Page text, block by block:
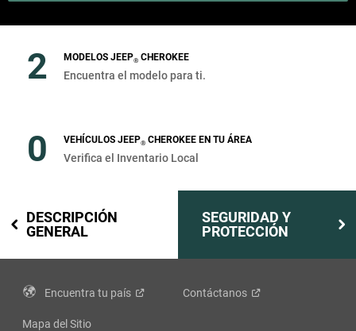
2 MODELOS JEEP® CHEROKEE
Encuentra el modelo para ti.
0 VEHÍCULOS JEEP® CHEROKEE EN TU ÁREA
Verifica el Inventario Local
DESCRIPCIÓN
GENERAL
SEGURIDAD Y
PROTECCIÓN
Encuentra tu país Contáctanos
Mapa del Sitio